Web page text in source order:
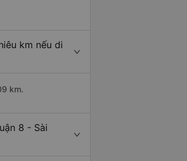
km nếu di
km.
8 - Sài